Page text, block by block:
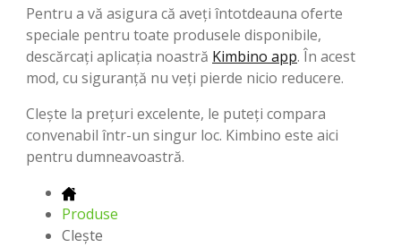
Pentru a vă asigura că aveți întotdeauna oferte
speciale pentru toate produsele disponibile,
descărcați aplicația noastră Kimbino app. În acest
mod, cu siguranță nu veți pierde nicio reducere.
Clește la prețuri excelente, le puteți compara
convenabil într-un singur loc. Kimbino este aici
pentru dumneavoastră.
Produse
Clește